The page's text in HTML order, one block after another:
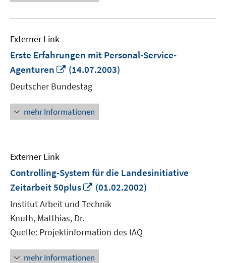
Externer Link
Erste Erfahrungen mit Personal-Service-
Agenturen
In
neuem
Fenster
öffnen
(14.07.2003)
Deutscher Bundestag
mehr Informationen
Externer Link
Controlling-System für die Landesinitiative
Zeitarbeit 50plus
In
neuem
Fenster
(01.02.2002)
Institut Arbeit und Technik
Knuth, Matthias, Dr.
Quelle: Projektinformation des IAQ
mehr Informationen